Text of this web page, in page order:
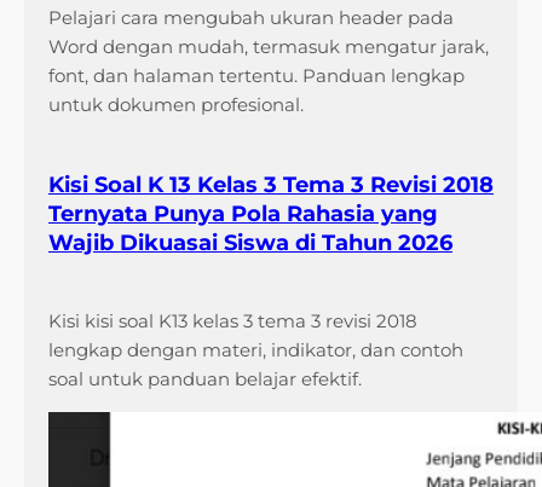
Pelajari cara mengubah ukuran header pada
Word dengan mudah, termasuk mengatur jarak,
font, dan halaman tertentu. Panduan lengkap
untuk dokumen profesional.
Kisi Soal K 13 Kelas 3 Tema 3 Revisi 2018
Ternyata Punya Pola Rahasia yang
Wajib Dikuasai Siswa di Tahun 2026
Kisi kisi soal K13 kelas 3 tema 3 revisi 2018
lengkap dengan materi, indikator, dan contoh
soal untuk panduan belajar efektif.